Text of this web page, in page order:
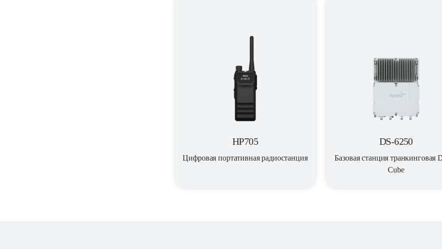
HP705
Цифровая портативная радиостанция
DS-6250
Базовая станция транкинговая
Cube